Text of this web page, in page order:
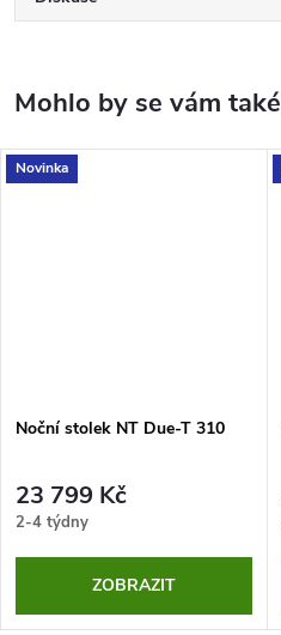
Novinka
Noční stolek NT Due-T 310
23 799 Kč
2-4 týdny
ZOBRAZIT